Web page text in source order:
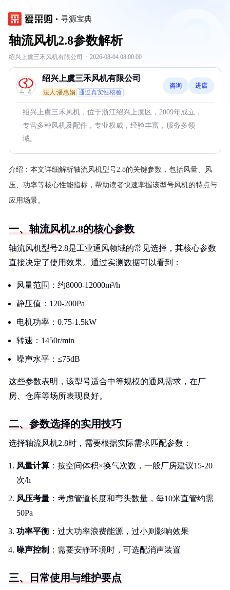
寻源宝典
轴流风机2.8参数解析
绍兴上虞三禾风机有限公司 · 2026-08-04 08:00:00
绍兴上虞三禾风机有限公司
法人:潘惠娟 通过真实性核验
咨询 进店
绍兴上虞三禾风机，位于浙江绍兴上虞区，2009年成立，
专营多种风机及配件，专业权威，经验丰富，服务多领
域。
介绍： 本文详细解析轴流风机型号2.8的关键参数，包括风量、风
压、功率等核心性能指标，帮助读者快速掌握该型号风机的特点与
应用场景。
一、轴流风机2.8的核心参数
轴流风机型号2.8是工业通风领域的常见选择，其核心参数
直接决定了使用效果。通过实测数据可以看到：
风量范围：约8000-12000m³/h
静压值：120-200Pa
电机功率：0.75-1.5kW
转速：1450r/min
噪声水平：≤75dB
这些参数表明，该型号适合中等规模的通风需求，在厂
房、仓库等场所表现良好。
二、参数选择的实用技巧
选择轴流风机2.8时，需要根据实际需求匹配参数：
风量计算 ：按空间体积×换气次数，一般厂房建议15-20
次/h
风压考量 ：考虑管道长度和弯头数量，每10米直管约需
50Pa
功率平衡 ：过大功率浪费能源，过小则影响效果
噪声控制 ：需要安静环境时，可选配消声装置
三、日常使用与维护要点